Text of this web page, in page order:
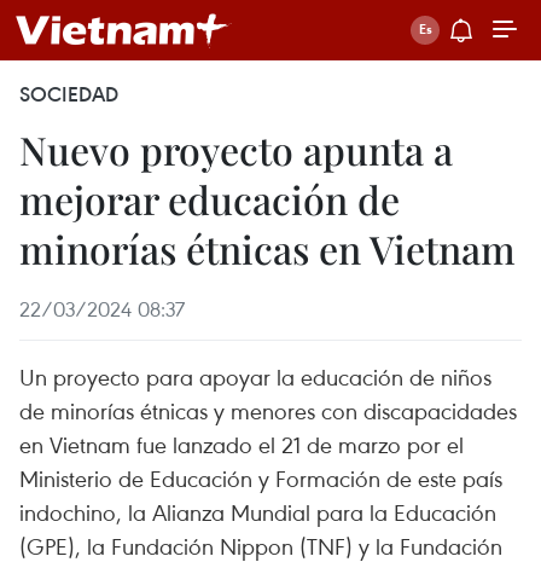
SOCIEDAD
Nuevo proyecto apunta a
mejorar educación de
minorías étnicas en Vietnam
22/03/2024 08:37
Un proyecto para apoyar la educación de niños
de minorías étnicas y menores con discapacidades
en Vietnam fue lanzado el 21 de marzo por el
Ministerio de Educación y Formación de este país
indochino, la Alianza Mundial para la Educación
(GPE), la Fundación Nippon (TNF) y la Fundación